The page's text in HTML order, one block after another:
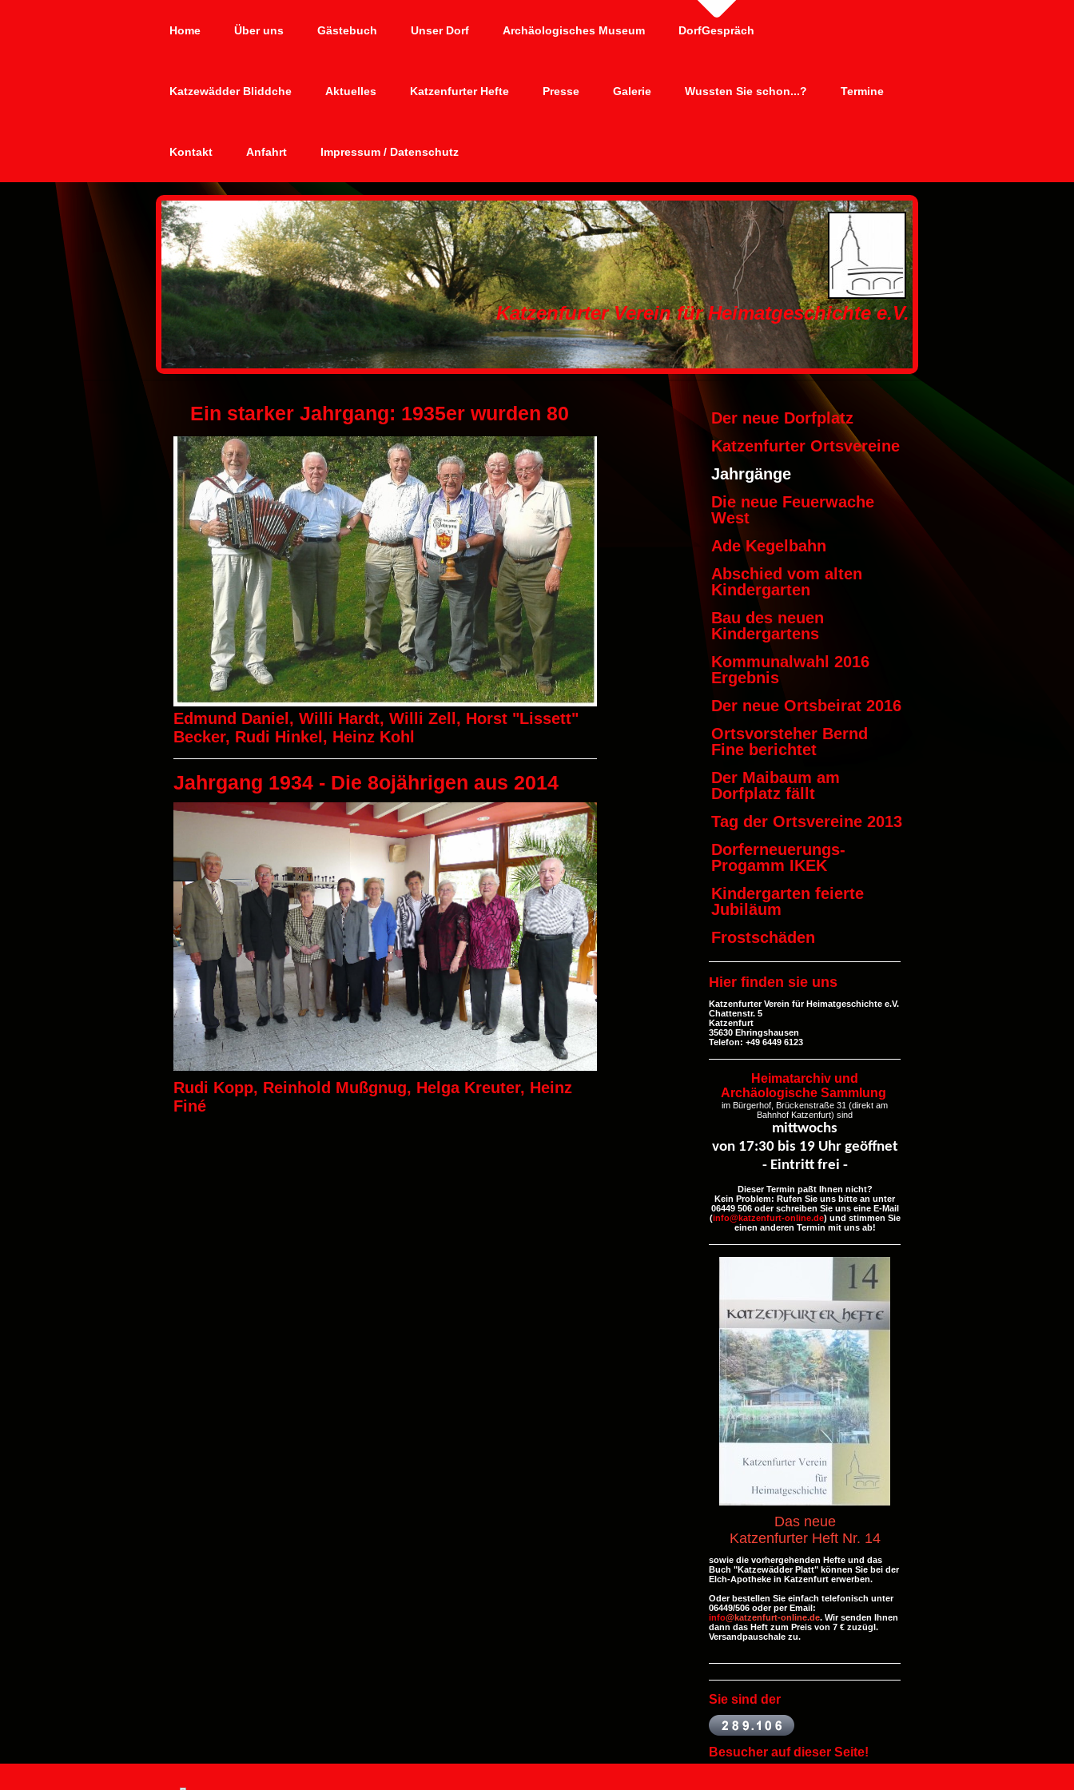
Home Über uns Gästebuch Unser Dorf Archäologisches Museum DorfGespräch
Katzewädder Bliddche Aktuelles Katzenfurter Hefte Presse Galerie Wussten Sie schon...? Termine
Kontakt Anfahrt Impressum / Datenschutz
Katzenfurter Verein für Heimatgeschichte e.V.
Der neue Dorfplatz
Katzenfurter Ortsvereine
Jahrgänge
Die neue Feuerwache
West
Ade Kegelbahn
Abschied vom alten
Kindergarten
Bau des neuen
Kindergartens
Kommunalwahl 2016
Ergebnis
Der neue Ortsbeirat 2016
Ortsvorsteher Bernd
Fine berichtet
Der Maibaum am
Dorfplatz fällt
Tag der Ortsvereine 2013
Dorferneuerungs-
Progamm IKEK
Kindergarten feierte
Jubiläum
Frostschäden
Hier finden sie uns
Katzenfurter Verein für Heimatgeschichte e.V.
Chattenstr. 5
Katzenfurt
35630 Ehringshausen
Telefon: +49 6449 6123
Heimatarchiv und
Archäologische Sammlung
im Bürgerhof, Brückenstraße 31 (direkt am
Bahnhof Katzenfurt) sind
mittwochs
von 17:30 bis 19 Uhr geöffnet
- Eintritt frei -
Dieser Termin paßt Ihnen nicht?
Kein Problem: Rufen Sie uns bitte an unter
06449 506 oder schreiben Sie uns eine E-Mail
(info@katzenfurt-online.de) und stimmen Sie
einen anderen Termin mit uns ab!
Das neue
Katzenfurter Heft Nr. 14
sowie die vorhergehenden Hefte und das
Buch "Katzewädder Platt" können Sie bei der
Elch-Apotheke in Katzenfurt erwerben.
Oder bestellen Sie einfach telefonisch unter
06449/506 oder per Email:
info@katzenfurt-online.de. Wir senden Ihnen
dann das Heft zum Preis von 7 € zuzügl.
Versandpauschale zu.
Sie sind der
Besucher auf dieser Seite!
Ein starker Jahrgang: 1935er wurden 80
Edmund Daniel, Willi Hardt, Willi Zell, Horst "Lissett"
Becker, Rudi Hinkel, Heinz Kohl
Jahrgang 1934 - Die 8ojährigen aus 2014
Rudi Kopp, Reinhold Mußgnug, Helga Kreuter, Heinz
Finé